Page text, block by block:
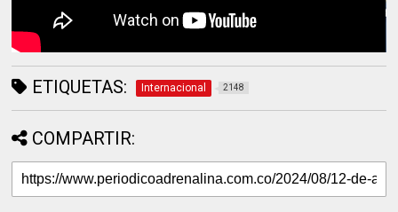
ETIQUETAS: Internacional 2148
COMPARTIR: